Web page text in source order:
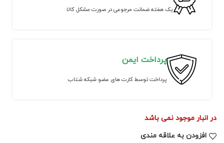
یک هفته ضمانت مرجوعی در صورت مشکل کالا
پرداخت ایمن
پرداخت توسط کارت های عضو شبکه شتاب
در انبار موجود نمی باشد
افزودن به علاقه مندی